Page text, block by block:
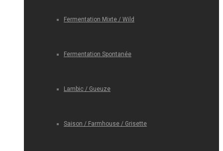
Fermentation Mixte / Wild
Fermentation Spontanée
Lambic / Gueuze
Saison / Farmhouse / Grisette